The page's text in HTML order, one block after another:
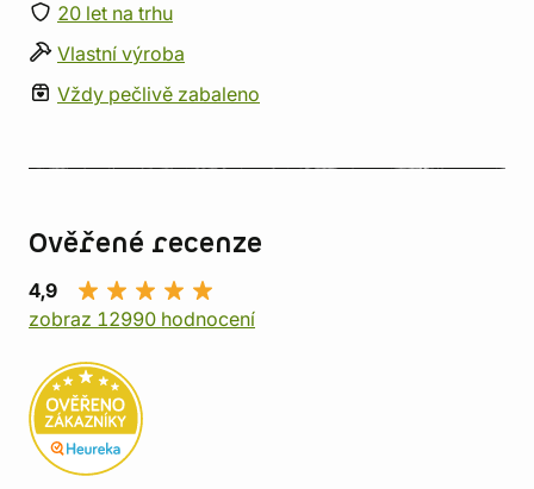
20 let na trhu
Vlastní výroba
Vždy pečlivě zabaleno
Ověřené recenze
4,9
zobraz 12990 hodnocení